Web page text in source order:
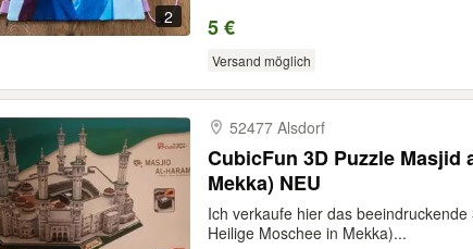
2 5 €
Versand möglich
52477 Alsdorf
CubicFun 3D Puzzle Masjid
Mekka) NEU
Ich verkaufe hier das
Heilige Moschee in Mekka)...